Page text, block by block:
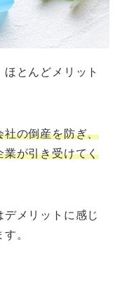
とんどメリット
社の倒産を防ぎ、
業が引き受けてく
メリットに感じ
。